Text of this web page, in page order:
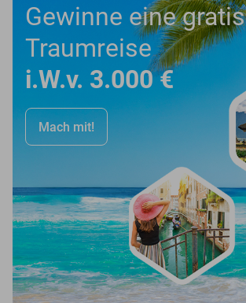
Gewinne eine gratis
Traumreise
i.W.v. 3.000 €
Mach mit!